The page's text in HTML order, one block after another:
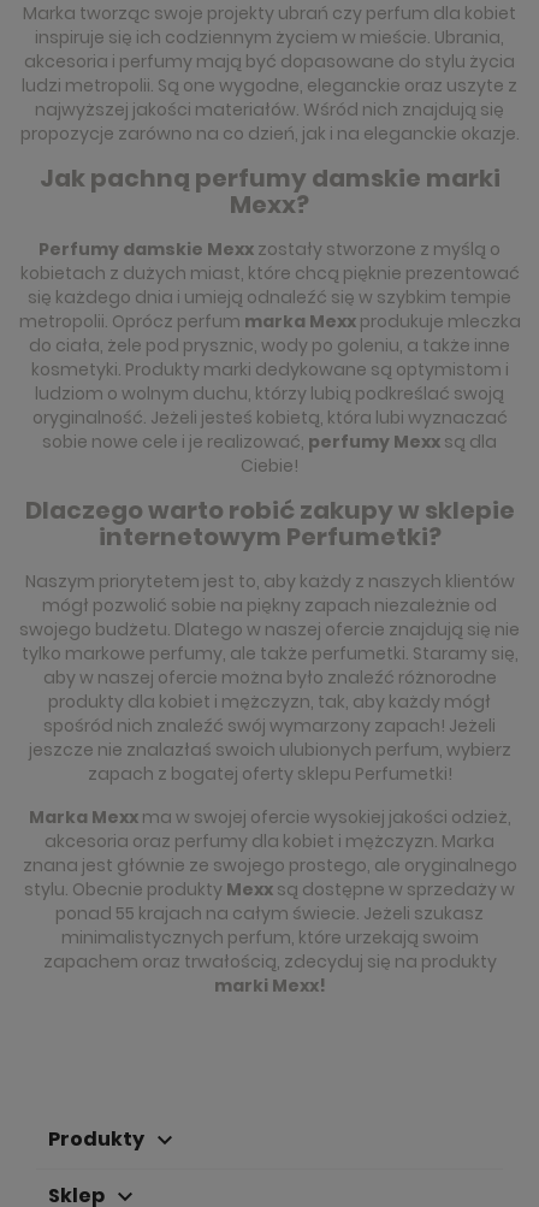
Marka tworząc swoje projekty ubrań czy perfum dla kobiet
inspiruje się ich codziennym życiem w mieście. Ubrania,
akcesoria i perfumy mają być dopasowane do stylu życia
ludzi metropolii. Są one wygodne, eleganckie oraz uszyte z
najwyższej jakości materiałów. Wśród nich znajdują się
propozycje zarówno na co dzień, jak i na eleganckie okazje.
Jak pachną perfumy damskie marki
Mexx?
Perfumy damskie Mexx zostały stworzone z myślą o
kobietach z dużych miast, które chcą pięknie prezentować
się każdego dnia i umieją odnaleźć się w szybkim tempie
metropolii. Oprócz perfum marka Mexxprodukuje mleczka
do ciała, żele pod prysznic, wody po goleniu, a także inne
kosmetyki. Produkty marki dedykowane są optymistom i
ludziom o wolnym duchu, którzy lubią podkreślać swoją
oryginalność. Jeżeli jesteś kobietą, która lubi wyznaczać
sobie nowe cele i je realizować, perfumy Mexx są dla
Ciebie!
Dlaczego warto robić zakupy w sklepie
internetowym Perfumetki?
Naszym priorytetem jest to, aby każdy z naszych klientów
mógł pozwolić sobie na piękny zapach niezależnie od
swojego budżetu. Dlatego w naszej ofercie znajdują się nie
tylko markowe perfumy, ale także perfumetki. Staramy się,
aby w naszej ofercie można było znaleźć różnorodne
produkty dla kobiet i mężczyzn, tak, aby każdy mógł
spośród nich znaleźć swój wymarzony zapach! Jeżeli
jeszcze nie znalazłaś swoich ulubionych perfum, wybierz
zapach z bogatej oferty sklepu Perfumetki!
Marka Mexxma w swojej ofercie wysokiej jakości odzież,
akcesoria oraz perfumy dla kobiet i mężczyzn. Marka
znana jest głównie ze swojego prostego, ale oryginalnego
stylu. Obecnie produkty Mexx są dostępne w sprzedaży w
ponad 55 krajach na całym świecie. Jeżeli szukasz
minimalistycznych perfum, które urzekają swoim
zapachem oraz trwałością, zdecyduj się na produkty
marki Mexx!
Produkty keyboard_arrow_down
Sklep keyboard_arrow_down